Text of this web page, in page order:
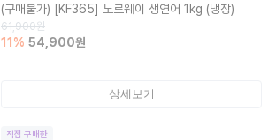
(구매불가) [KF365] 노르웨이 생연어 1kg (냉장)
61,900원
11 % 54,900원
상세보기
직접 구매한